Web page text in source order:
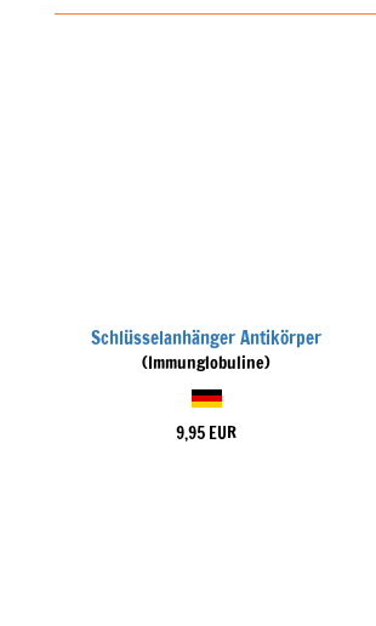
Schlüsselanhänger Antikörper
(Immunglobuline)
9,95 EUR